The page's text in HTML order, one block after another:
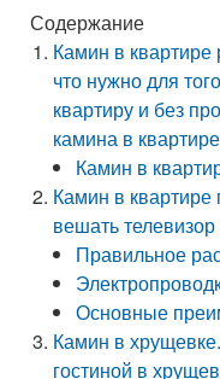
Содержание
Камин в
что нужно для
квартиру и без
камина в квартире
Камин в
Камин в
вешать
Правильное
Основные
Камин в
гостиной в